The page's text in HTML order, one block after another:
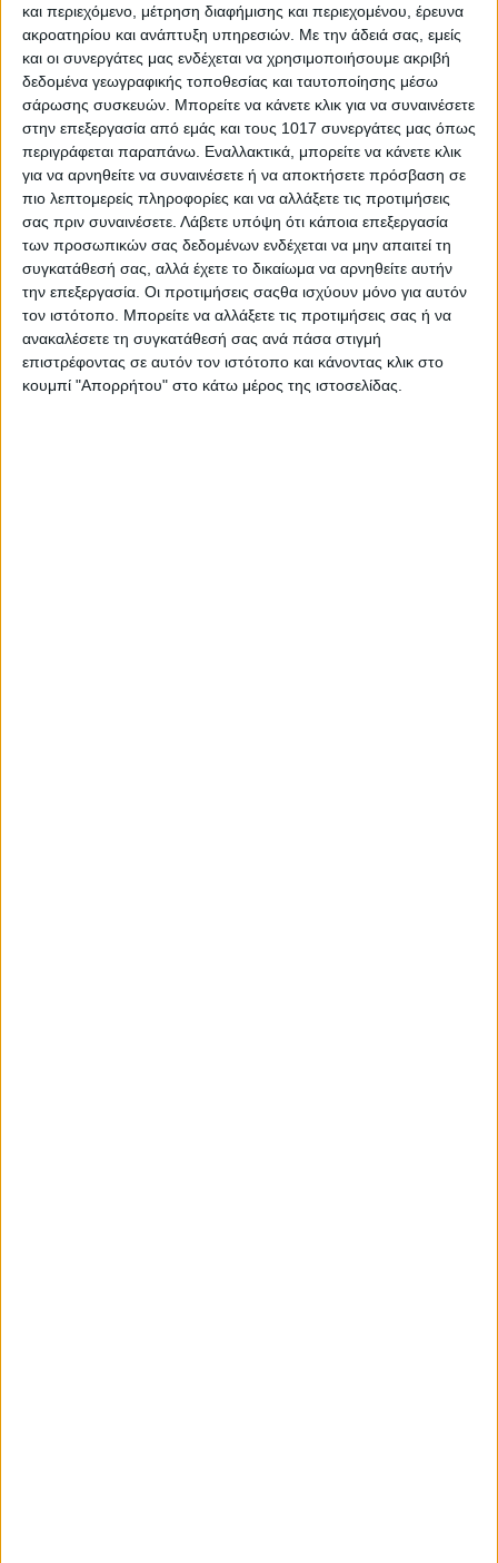
και περιεχόμενο, μέτρηση διαφήμισης και περιεχομένου, έρευνα
ακροατηρίου και ανάπτυξη υπηρεσιών. Με την άδειά σας, εμείς
και οι συνεργάτες μας ενδέχεται να χρησιμοποιήσουμε ακριβή
δεδομένα γεωγραφικής τοποθεσίας και ταυτοποίησης μέσω
σάρωσης συσκευών. Μπορείτε να κάνετε κλικ για να συναινέσετε
στην επεξεργασία από εμάς και τους 1017 συνεργάτες μας όπως
περιγράφεται παραπάνω. Εναλλακτικά, μπορείτε να κάνετε κλικ
για να αρνηθείτε να συναινέσετε ή να αποκτήσετε πρόσβαση σε
πιο λεπτομερείς πληροφορίες και να αλλάξετε τις προτιμήσεις
σας πριν συναινέσετε. Λάβετε υπόψη ότι κάποια επεξεργασία
των προσωπικών σας δεδομένων ενδέχεται να μην απαιτεί τη
συγκατάθεσή σας, αλλά έχετε το δικαίωμα να αρνηθείτε αυτήν
την επεξεργασία. Οι προτιμήσεις σαςθα ισχύουν μόνο για αυτόν
τον ιστότοπο. Μπορείτε να αλλάξετε τις προτιμήσεις σας ή να
ανακαλέσετε τη συγκατάθεσή σας ανά πάσα στιγμή
επιστρέφοντας σε αυτόν τον ιστότοπο και κάνοντας κλικ στο
κουμπί "Απορρήτου" στο κάτω μέρος της ιστοσελίδας.
Μετά από περίπου 2 χρόνια η οικογένεια του Erasippos Horse
Riding έρχεται στην δυσάρεστη θέση να σας ανακοινώσει το
κλείσιμο της επιχείρησης, προσπαθήσαμε να δώσουμε χαρά σε
μικρούς και μεγάλους αυτά τα δύο χρόνια αλλά οι συνεχόμενες
αυξήσεις τιμών των ζωοτροφών καθώς και η περιοχή, η οποία δεν
είναι τουριστική καθιστά δυστυχώς το κλείσιμο υποχρεωτικό, σας
ευχαριστούμε πολύ για την υποστήριξή σας, θα δοθούν και άλογα
έτοιμα για ιππασία για αρχάριους και μη!!! Καλό ξημέρωμα να έχετε
όλοι σας!!!
Για να ενημερώνεστε άμεσα μέσω Viber με ειδοποίηση στο κινητό